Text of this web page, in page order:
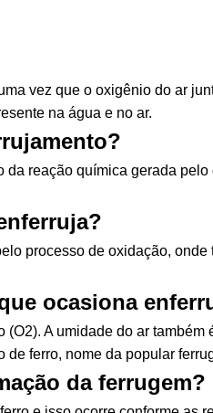
vez que o oxigênio do ar
na água e no ar.
reação química gerada
processo de oxidação,
ocasiona
A umidade do ar
de ferro, nome da popular
da ferrugem?